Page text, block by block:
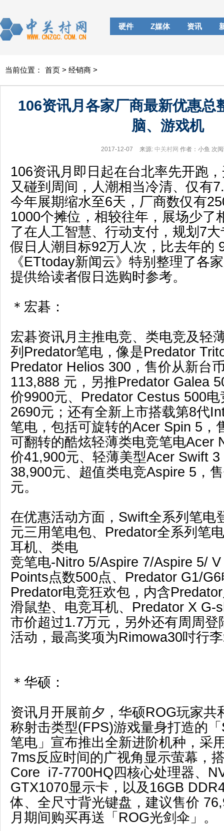
硬件 Z媒体 资讯
当前位置： 首页 > 经销商 >
106资讯月各家厂商最新优惠总
脑、游戏机
2017-12-07 来源: 中关村网 作者：小鱼 次
106资讯月即日起在台北率先开跑
又碰到周间，人潮相当冷清、仅有
今年展期缩水至6天，厂商数仅有
1000个摊位，相较往年，展场少了
了在人工智慧、行动支付，规划7
假日人潮目标92万人次，比去年的
《ETtoday新闻云》特别整理了各
提供给读者假日选购时参考。
＊宏碁：
宏碁资讯月主推电竞、类电竞及轻
列Predator笔电，像是Predator
Predator Helios 300，售价从新台
113,888 元，另推Predator Galea
价9900元、Predator Cestus 500
2690元；还有全新上市搭载第8代
笔电，包括可旋转的Acer Spin 5，
可翻转的酷炫轻薄类电竞笔电Acer
价41,900元、轻薄美型Acer Swift
38,900元、超值类电竞Aspire 5，
元。
在优惠活动方面，Swift全系列笔电
元三用笔电包、Predator全系列笔
耳机、类电
竞笔电-Nitro 5/Aspire 7/Aspire 5/
Points点数500点、Predator G1/
Predator电竞狂欢包，内含
滑鼠垫、电竞耳机、Predator X G-
市价超过1.7万元，另外还有周周登
活动，最高奖项为Rimowa30吋行
＊华硕：
资讯月开展前夕，华硕ROG玩家共
称射击类型(FPS)游戏量身打造的
笔电」宣布推出全新进阶机种，采
7ms反应时间的广视角显示萤幕，
Core i7-7700HQ四核心处理器、
GTX1070显示卡，以及16GB
体、全尺寸背光键盘，建议售价
月期间购买再送「ROG光剑伞」。